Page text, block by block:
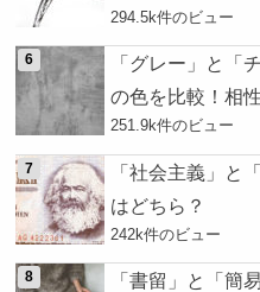
294.5k件のビュー
「グレー」と「
の色を比較！相
251.9k件のビュー
「社会主義」と
はどちら？
242k件のビュー
「書留」と「簡